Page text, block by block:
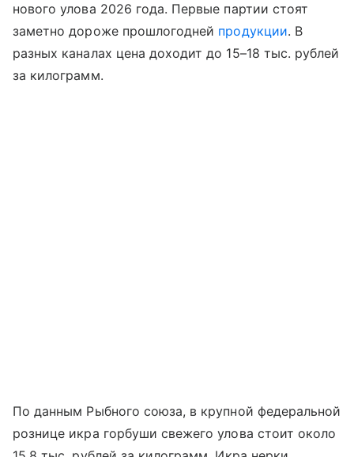
нового улова 2026 года. Первые партии стоят
заметно дороже прошлогодней продукции. В
разных каналах цена доходит до 15–18 тыс. рублей
за килограмм.
По данным Рыбного союза, в крупной федеральной
рознице икра горбуши свежего улова стоит около